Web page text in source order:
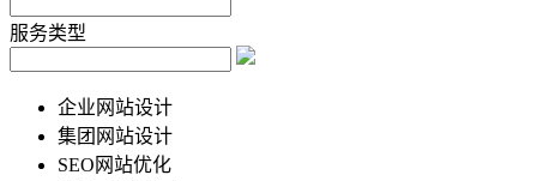
服务类型
企业网站设计
集团网站设计
SEO网站优化